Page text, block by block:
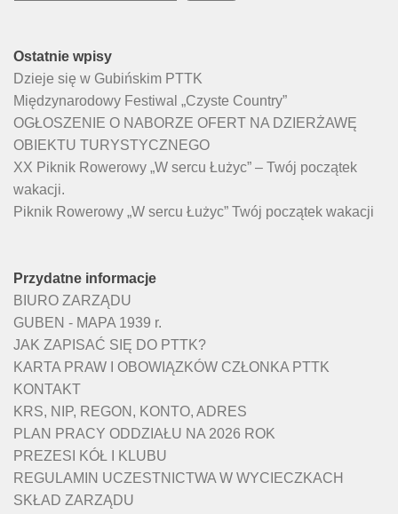
Ostatnie wpisy
Dzieje się w Gubińskim PTTK
Międzynarodowy Festiwal „Czyste Country”
OGŁOSZENIE O NABORZE OFERT NA DZIERŻAWĘ
OBIEKTU TURYSTYCZNEGO
XX Piknik Rowerowy „W sercu Łużyc” – Twój początek
wakacji.
Piknik Rowerowy „W sercu Łużyc” Twój początek wakacji
Przydatne informacje
BIURO ZARZĄDU
GUBEN - MAPA 1939 r.
JAK ZAPISAĆ SIĘ DO PTTK?
KARTA PRAW I OBOWIĄZKÓW CZŁONKA PTTK
KONTAKT
KRS, NIP, REGON, KONTO, ADRES
PLAN PRACY ODDZIAŁU NA 2026 ROK
PREZESI KÓŁ I KLUBU
REGULAMIN UCZESTNICTWA W WYCIECZKACH
SKŁAD ZARZĄDU